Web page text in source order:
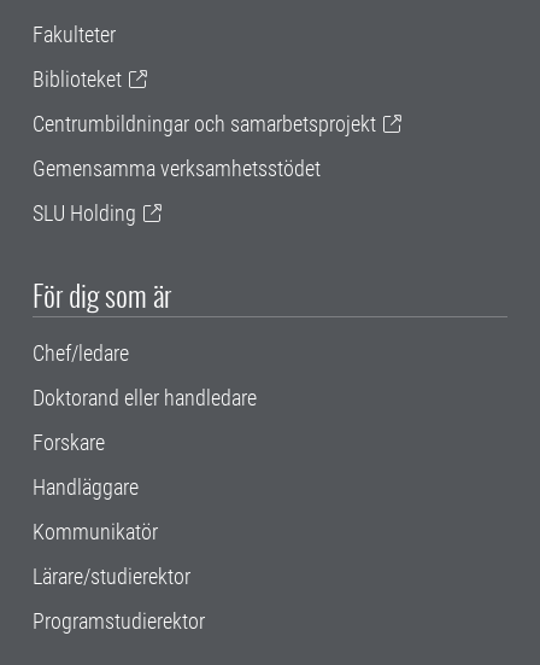
Fakulteter
Biblioteket
Centrumbildningar och samarbetsprojekt
Gemensamma verksamhetsstödet
SLU Holding
För dig som är
Chef/ledare
Doktorand eller handledare
Forskare
Handläggare
Kommunikatör
Lärare/studierektor
Programstudierektor